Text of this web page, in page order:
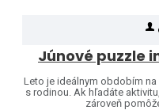
Leto je ideálnym obdobím
s rodinou. Ak hľadáte
zároveň